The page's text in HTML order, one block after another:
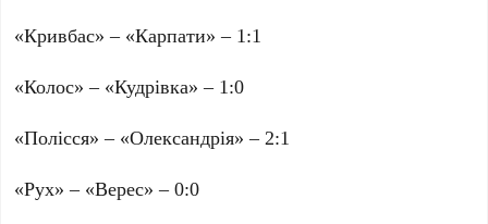
«Кривбас» – «Карпати» – 1:1
«Колос» – «Кудрівка» – 1:0
«Полісся» – «Олександрія» –2:1
«Рух» – «Верес» –0:0